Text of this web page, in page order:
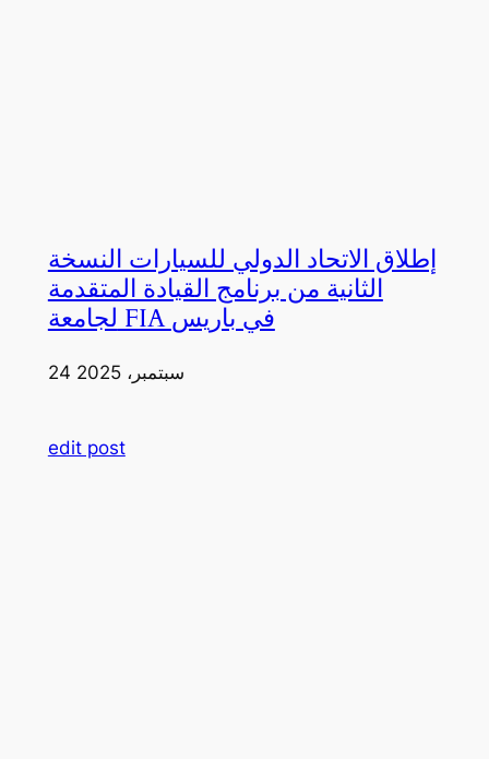
إطلاق الاتحاد الدولي للسيارات النسخة
الثانية من برنامج القيادة المتقدمة
لجامعة FIA في باريس
24 سبتمبر، 2025
edit post